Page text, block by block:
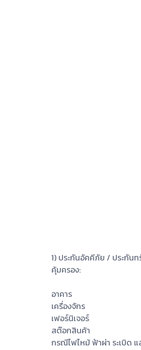
1) ประกันอัคคีภัย / ประกัน
คุ้มครอง:
อาคาร
เครื่องจักร
เฟอร์นิเจอร์
สต๊อกสินค้า
กรณีไฟไหม้ ฟ้าผ่า ระเบิด